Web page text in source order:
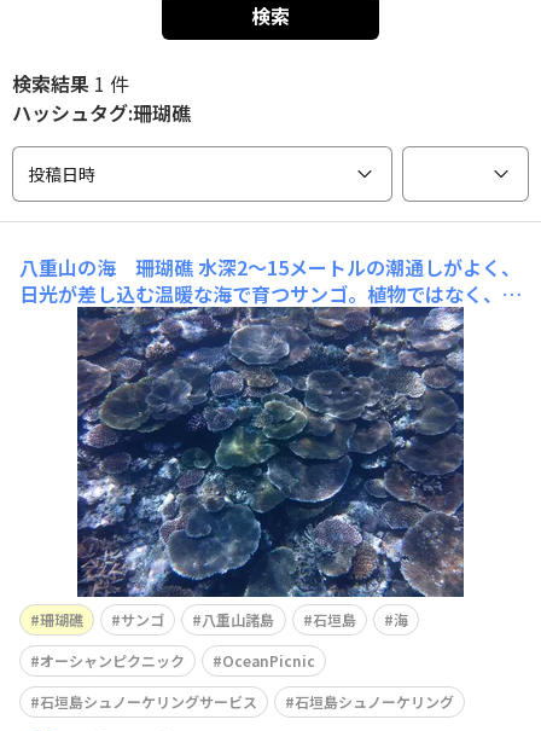
検索
検索結果 1 件
ハッシュタグ:珊瑚礁
投稿日時
八重山の海 珊瑚礁水深2～15メートルの潮通しがよく、
日光が差し込む温暖な海で育つサンゴ。植物ではなく、動
物です。カンブリア紀からその生存は確認されています。
地球温暖化とか、珊瑚礁は死滅の危機とかいわれてます
が、全てウソ。先に滅ぶのは人類でしょうw
珊瑚礁 サンゴ 八重山諸島 石垣島
海
オーシャンピクニック
OceanPicnic
石垣島シュノーケリングサービス
石垣島シュノーケリング